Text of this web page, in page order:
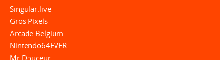
Singular.live
Gros Pixels
Arcade Belgium
Nintendo64EVER
Mr Douceur